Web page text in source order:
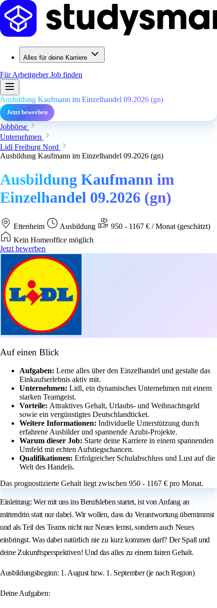
Alles für deine Karriere
Für ArbeitgeberJob finden
Ausbildung Kaufmann im Einzelhandel 09.2026 (gn)
Jetzt bewerben
Jobbörse
Unternehmen
Lidl Freiburg Nord
Ausbildung Kaufmann im Einzelhandel 09.2026 (gn)
Ausbildung Kaufmann im
Einzelhandel 09.2026 (gn)
Ettenheim Ausbildung
950 - 1167 € / Monat (geschätzt)
Kein Homeoffice möglich
Jetzt bewerben
Auf einen Blick
Aufgaben: Lerne alles über den Einzelhandel und gestalte das
Einkaufserlebnis aktiv mit.
Unternehmen: Lidl, ein dynamisches Unternehmen mit einem
starken Teamgeist.
Vorteile: Attraktives Gehalt, Urlaubs- und Weihnachtsgeld
sowie ein vergünstigtes Deutschlandticket.
Weitere Informationen: Individuelle Unterstützung durch
erfahrene Ausbilder und spannende Azubi-Projekte.
Warum dieser Job: Starte deine Karriere in einem spannenden
Umfeld mit echten Aufstiegschancen.
Qualifikationen: Erfolgreicher Schulabschluss und Lust auf die
Welt des Handels.
Das prognostizierte Gehalt liegt zwischen 950 - 1167 € pro Monat.
Einleitung: Wer mit uns ins Berufsleben startet, ist von Anfang an
mittendrin statt nur dabei. Wir wollen, dass du Verantwortung übernimmst
und als Teil des Teams nicht nur Neues lernst, sondern auch Neues
einbringst. Was dabei natürlich nie zu kurz kommen darf? Der Spaß und
deine Zukunftsperspektiven! Und das alles zu einem fairen Gehalt.
Ausbildungsbeginn: 1. August bzw. 1. September (je nach Region)
Deine Aufgaben: